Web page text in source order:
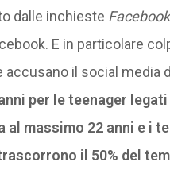
dalle inchieste
E in particolare
il social media
per le teenager
al massimo 22 anni e i
il 50% del